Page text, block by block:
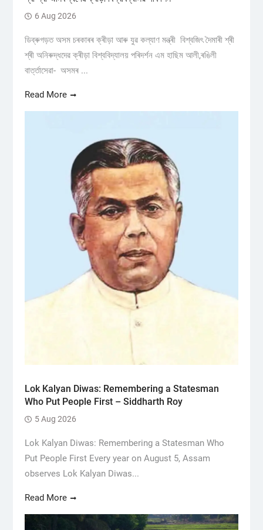
6 Aug 2026
ডিব্ৰুগড়ত অসম চৰকাৰৰ ক্ৰীড়া আৰু যুৱ কল্যাণ মন্ত্ৰী বিশ্বজিৎ দৈমাৰী শ্ৰী
শ্ৰী অনিৰুদ্ধদেৱ ক্ৰীড়া বিশ্ববিদ্যালয় পৰিদৰ্শন এম হাছিম আলী,ৰঙিলী
বাৰ্ত্তাসেৱা- অসমৰ ...
Read More
Lok Kalyan Diwas: Remembering a Statesman
Who Put People First – Siddharth Roy
5 Aug 2026
Lok Kalyan Diwas: Remembering a Statesman Who
Put People First Every year on August 5, Assam
observes Lok Kalyan Diwas...
Read More